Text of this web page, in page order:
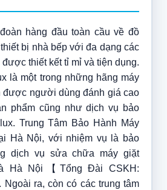
hàng đầu toàn cầu về đồ
bị nhà bếp với đa dạng các
thiết kết tỉ mỉ và tiện dụng.
là một trong những hãng máy
được người dùng đánh giá cao
phẩm cũng như dịch vụ bảo
Trung Tâm Bảo Hành Máy
Hà Nội, với nhiệm vụ là bảo
dịch vụ sửa chữa máy giặt
Hà Nội【Tổng Đài CSKH:
Ngoài ra, còn có các trung tâm